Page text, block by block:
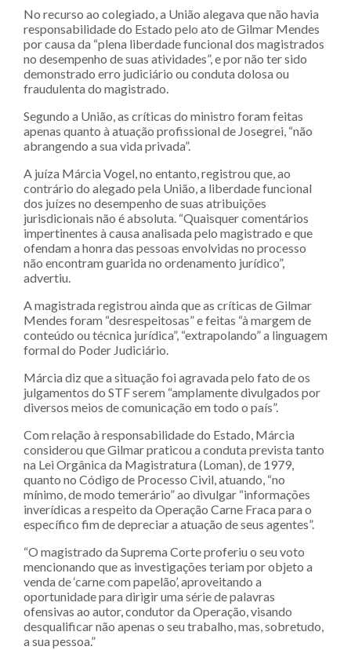
No recurso ao colegiado, a União alegava que não havia
responsabilidade do Estado pelo ato de Gilmar Mendes
por causa da “plena liberdade funcional dos magistrados
no desempenho de suas atividades”, e por não ter sido
demonstrado erro judiciário ou conduta dolosa ou
fraudulenta do magistrado.
Segundo a União, as críticas do ministro foram feitas
apenas quanto à atuação profissional de Josegrei, “não
abrangendo a sua vida privada”.
A juíza Márcia Vogel, no entanto, registrou que, ao
contrário do alegado pela União, a liberdade funcional
dos juízes no desempenho de suas atribuições
jurisdicionais não é absoluta. “Quaisquer comentários
impertinentes à causa analisada pelo magistrado e que
ofendam a honra das pessoas envolvidas no processo
não encontram guarida no ordenamento jurídico”,
advertiu.
A magistrada registrou ainda que as críticas de Gilmar
Mendes foram “desrespeitosas” e feitas “à margem de
conteúdo ou técnica jurídica”, “extrapolando” a linguagem
formal do Poder Judiciário.
Márcia diz que a situação foi agravada pelo fato de os
julgamentos do STF serem “amplamente divulgados por
diversos meios de comunicação em todo o país”.
Com relação à responsabilidade do Estado, Márcia
considerou que Gilmar praticou a conduta prevista tanto
na Lei Orgânica da Magistratura (Loman), de 1979,
quanto no Código de Processo Civil, atuando, “no
mínimo, de modo temerário” ao divulgar “informações
inverídicas a respeito da Operação Carne Fraca para o
específico fim de depreciar a atuação de seus agentes”.
“O magistrado da Suprema Corte proferiu o seu voto
mencionando que as investigações teriam por objeto a
venda de ‘carne com papelão’, aproveitando a
oportunidade para dirigir uma série de palavras
ofensivas ao autor, condutor da Operação, visando
desqualificar não apenas o seu trabalho, mas, sobretudo,
a sua pessoa.”